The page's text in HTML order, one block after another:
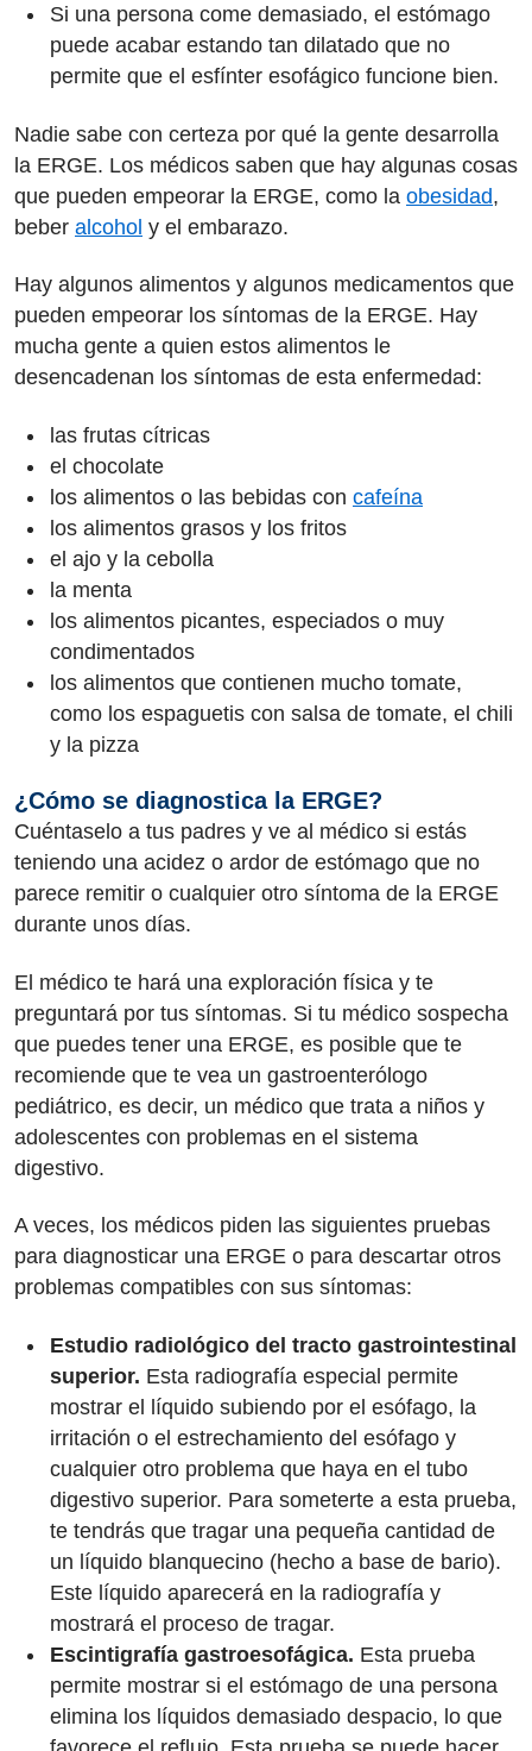
Si una persona come demasiado, el estómago
puede acabar estando tan dilatado que no
permite que el esfínter esofágico funcione bien.
Nadie sabe con certeza por qué la gente desarrolla
la ERGE. Los médicos saben que hay algunas cosas
que pueden empeorar la ERGE, como la obesidad,
beber alcohol y el embarazo.
Hay algunos alimentos y algunos medicamentos que
pueden empeorar los síntomas de la ERGE. Hay
mucha gente a quien estos alimentos le
desencadenan los síntomas de esta enfermedad:
las frutas cítricas
el chocolate
los alimentos o las bebidas con cafeína
los alimentos grasos y los fritos
el ajo y la cebolla
la menta
los alimentos picantes, especiados o muy
condimentados
los alimentos que contienen mucho tomate,
como los espaguetis con salsa de tomate, el chili
y la pizza
¿Cómo se diagnostica la ERGE?
Cuéntaselo a tus padres y ve al médico si estás
teniendo una acidez o ardor de estómago que no
parece remitir o cualquier otro síntoma de la ERGE
durante unos días.
El médico te hará una exploración física y te
preguntará por tus síntomas. Si tu médico sospecha
que puedes tener una ERGE, es posible que te
recomiende que te vea un gastroenterólogo
pediátrico, es decir, un médico que trata a niños y
adolescentes con problemas en el sistema
digestivo.
A veces, los médicos piden las siguientes pruebas
para diagnosticar una ERGE o para descartar otros
problemas compatibles con sus síntomas:
Estudio radiológico del tracto gastrointestinal
superior. Esta radiografía especial permite
mostrar el líquido subiendo por el esófago, la
irritación o el estrechamiento del esófago y
cualquier otro problema que haya en el tubo
digestivo superior. Para someterte a esta prueba,
te tendrás que tragar una pequeña cantidad de
un líquido blanquecino (hecho a base de bario).
Este líquido aparecerá en la radiografía y
mostrará el proceso de tragar.
Escintigrafía gastroesofágica. Esta prueba
permite mostrar si el estómago de una persona
elimina los líquidos demasiado despacio, lo que